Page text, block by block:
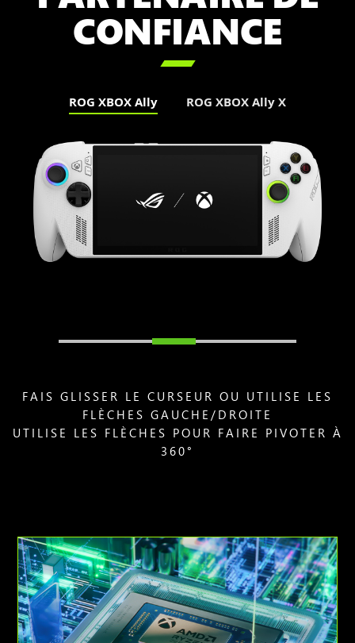
CONFIANCE

ROG XBOX Ally ROG XBOX Ally X
FAIS GLISSER LE CURSEUR OU UTILISE LES
FLÈCHES GAUCHE/DROITE
UTILISE LES FLÈCHES POUR FAIRE PIVOTER À
360°
Animation
du
processeur
AMD
Ryzen